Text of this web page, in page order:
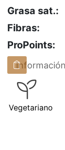
Grasa sat.:
Fibras:
ProPoints:
Vegetariano